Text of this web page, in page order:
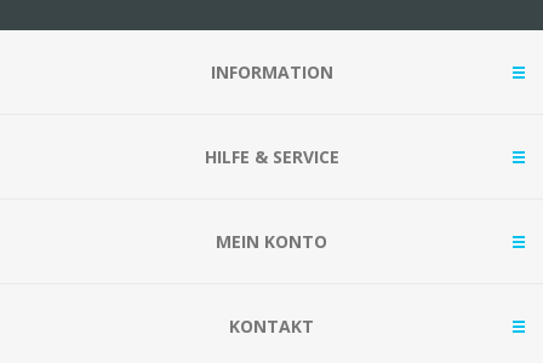
INFORMATION
HILFE & SERVICE
MEIN KONTO
KONTAKT